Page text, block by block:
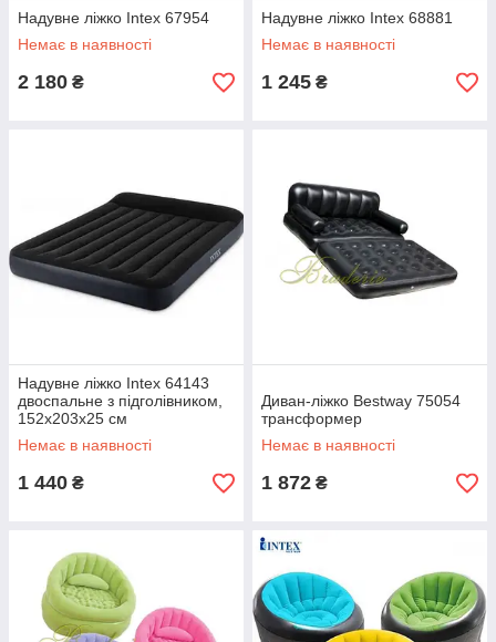
Надувне ліжко Intex 67954
Немає в наявності
2 180 ₴
Надувне ліжко Intex 68881
Немає в наявності
1 245 ₴
Надувне ліжко Intex 64143
двоспальне з підголівником,
152х203х25 см
Немає в наявності
1 440 ₴
Диван-ліжко Bestway 75054
трансформер
Немає в наявності
1 872 ₴